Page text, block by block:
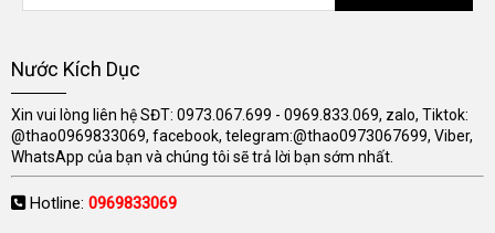
Nước Kích Dục
Xin vui lòng liên hệ SĐT: 0973.067.699 - 0969.833.069, zalo, Tiktok:
@thao0969833069, facebook, telegram:@thao0973067699, Viber,
WhatsApp của bạn và chúng tôi sẽ trả lời bạn sớm nhất.
Hotline: 0969833069